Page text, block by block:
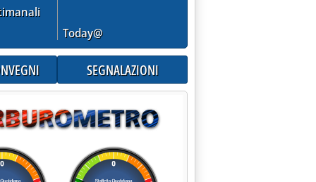
Today@
SEGNALAZIONI